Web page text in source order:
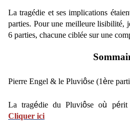
La tragédie et ses implications
parties. Pour une meilleure lisibilité,
6 parties, chacune ciblée sur une
Pierre Engel & le Pluviôse (1ère
La tragédie du Pluviôse où périt
Cliquer ici